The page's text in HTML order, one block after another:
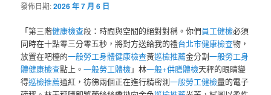
發佈日期:2026 年 7 月 6 日
「第三階健康檢查段：時間與空間的絕對對稱。你們員工健檢必須
同時在十點零三分零五秒，將對方送給我的禮台北巿健康檢查物，
放置在吧檯的一般勞工身體健康檢查黃巡檢推薦金分割一般勞工身
體健康檢查點上。一般勞工體檢」林一般+供膳體檢天秤的眼睛變
得巡檢推薦通紅，彷彿兩個正在進行精密測一般勞工健檢量的電子